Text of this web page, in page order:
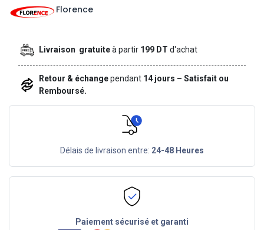
Florence
Livraison gratuiteà partir 199 DTd'achat
Retour & échangependant 14 jours – Satisfait ou
Remboursé.
Délais de livraison entre: 24-48 Heures
Paiement sécurisé et garanti